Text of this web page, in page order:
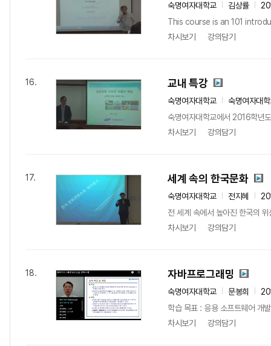
숙명여자대학교 김상률
This course is an 101
차시보기
강의담기
16. 교내 특강
숙명여자대학교
숙명여자대
숙명여자대학교에서 2016학년
차시보기
강의담기
17. 세계 속의 한국문화
숙명여자대학교 전지혜
전 세계 속에서 높아진 한국의
차시보기
강의담기
18. 자바프로그래밍
숙명여자대학교 문봉희
학습 목표 : 응용 소프트웨어 개
차시보기
강의담기